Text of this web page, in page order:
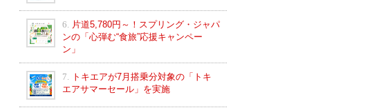
6.
片道5,780円～！スプリング・ジャパ
ンの「心弾む“食旅”応援キャンペー
ン」
7.
トキエアが7月搭乗分対象の「トキ
エアサマーセール」を実施